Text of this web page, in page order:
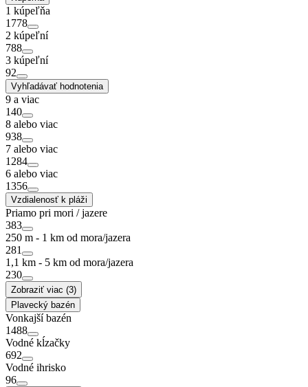
1 kúpeľňa
1778
2 kúpeľní
788
3 kúpeľní
92
Vyhľadávať hodnotenia
9 a viac
140
8 alebo viac
938
7 alebo viac
1284
6 alebo viac
1356
Vzdialenosť k pláži
Priamo pri mori / jazere
383
250 m - 1 km od mora/jazera
281
1,1 km - 5 km od mora/jazera
230
Zobraziť viac (3)
Plavecký bazén
Vonkajší bazén
1488
Vodné kĺzačky
692
Vodné ihrisko
96